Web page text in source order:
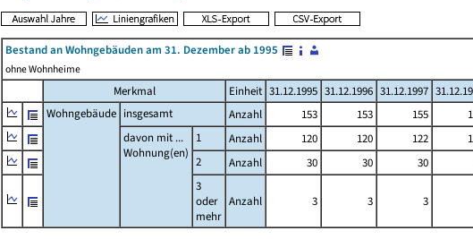
Bestand an Wohngebäuden am 31. Dezember ab 1995
ohne Wohnheime
Merkmal Einheit 31.12.1995 31.12.1996 31.12.1997
Wohngebäude insgesamt Anzahl 153 153 155
davon mit ...
Wohnung(en)
1 Anzahl 120 120 122
2
Anzahl 30 30 30
3
oder
mehr
Anzahl 3 3 3